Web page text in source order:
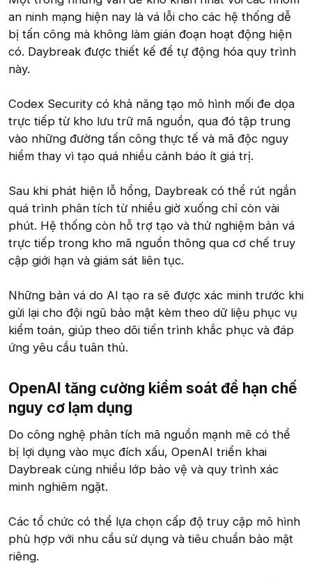
an ninh mạng hiện nay là vá lỗi cho các hệ thống dễ
bị tấn công mà không làm gián đoạn hoạt động hiện
có. Daybreak được thiết kế để tự động hóa quy trình
này.
Codex Security có khả năng tạo mô hình mối đe dọa
trực tiếp từ kho lưu trữ mã nguồn, qua đó tập trung
vào những đường tấn công thực tế và mã độc nguy
hiểm thay vì tạo quá nhiều cảnh báo ít giá trị.
Sau khi phát hiện lỗ hổng, Daybreak có thể rút ngắn
quá trình phân tích từ nhiều giờ xuống chỉ còn vài
phút. Hệ thống còn hỗ trợ tạo và thử nghiệm bản vá
trực tiếp trong kho mã nguồn thông qua cơ chế truy
cập giới hạn và giám sát liên tục.
Những bản vá do AI tạo ra sẽ được xác minh trước khi
gửi lại cho đội ngũ bảo mật kèm theo dữ liệu phục vụ
kiểm toán, giúp theo dõi tiến trình khắc phục và đáp
ứng yêu cầu tuân thủ.
OpenAI tăng cường kiểm soát để hạn chế
nguy cơ lạm dụng
Do công nghệ phân tích mã nguồn mạnh mẽ có thể
bị lợi dụng vào mục đích xấu, OpenAI triển khai
Daybreak cùng nhiều lớp bảo vệ và quy trình xác
minh nghiêm ngặt.
Các tổ chức có thể lựa chọn cấp độ truy cập mô hình
phù hợp với nhu cầu sử dụng và tiêu chuẩn bảo mật
riêng.